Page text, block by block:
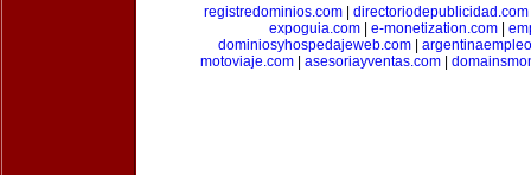
registredominios.com| directoriodepublicidad.com
expoguia.com| e-monetization.com|
dominiosyhospedajeweb.com
motoviaje.com
asesoriayventas.com